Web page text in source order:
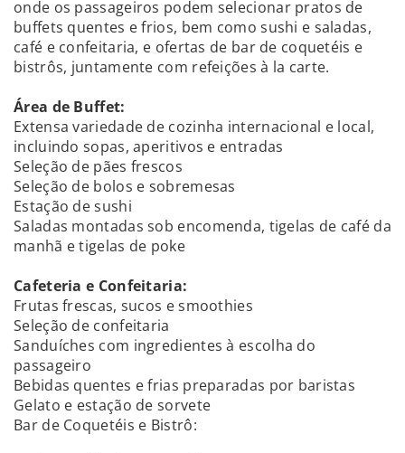
onde os passageiros podem selecionar pratos de
buffets quentes e frios, bem como sushi e saladas,
café e confeitaria, e ofertas de bar de coquetéis e
bistrôs, juntamente com refeições à la carte.
Área de Buffet:
Extensa variedade de cozinha internacional e local,
incluindo sopas, aperitivos e entradas
Seleção de pães frescos
Seleção de bolos e sobremesas
Estação de sushi
Saladas montadas sob encomenda, tigelas de café da
manhã e tigelas de poke
Cafeteria e Confeitaria:
Frutas frescas, sucos e smoothies
Seleção de confeitaria
Sanduíches com ingredientes à escolha do
passageiro
Bebidas quentes e frias preparadas por baristas
Gelato e estação de sorvete
Bar de Coquetéis e Bistrô: